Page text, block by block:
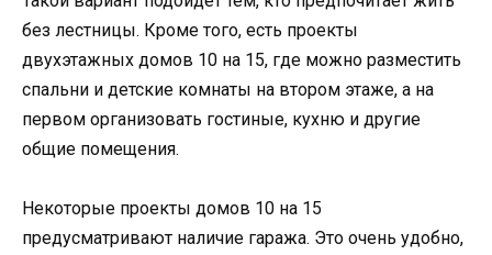
без лестницы. Кроме того, есть проекты
двухэтажных домов 10 на 15, где можно разместить
спальни и детские комнаты на втором этаже, а на
первом организовать гостиные, кухню и другие
общие помещения.
Некоторые проекты домов 10 на 15
предусматривают наличие гаража. Это очень удобно,